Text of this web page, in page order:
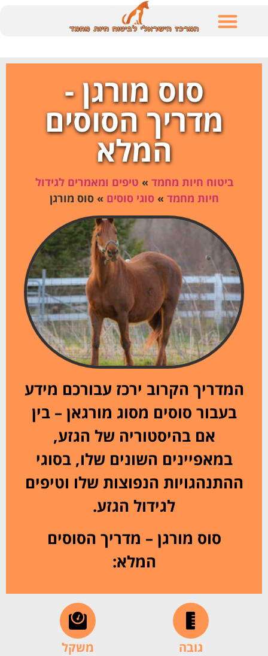
סוס מורגן -
מדריך הסוסים
המלא
ביטוח חיות מחמד » טיפים ומאמרים לגידול
חיות מחמד »סוגי סוסים »סוס מורגן
המדריך הקרוב ירכז עבורכם מידע
בעבור סוסים מסוג מורגאן – בין
אם בהיסטוריה של הגזע,
במאפיינים השונים שלו, בסוגי
ההתנהגויות הנפוצות שלו וטיפים
לגידול הגזע.
סוס מורגן – מדריך הסוסים
המלא:
גובה משקל